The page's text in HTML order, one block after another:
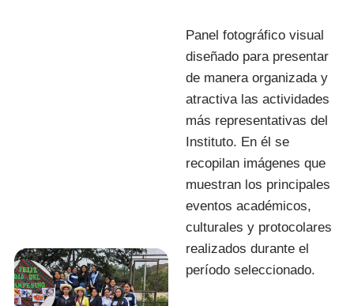
Panel fotográfico visual
diseñado para presentar
de manera organizada y
atractiva las actividades
más representativas del
Instituto. En él se
recopilan imágenes que
muestran los principales
eventos académicos,
culturales y protocolares
realizados durante el
período seleccionado.